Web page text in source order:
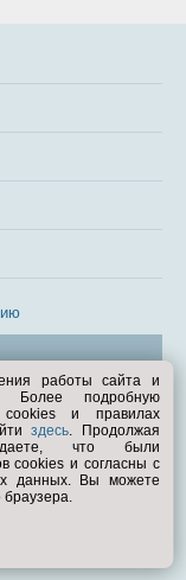
работы сайта и
Более подробную
и правилах
здесь. Продолжая
что были
cookies и согласны с
данных. Вы можете
браузера.